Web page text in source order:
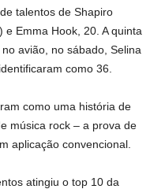
talentos de Shapiro
Emma Hook, 20. A quinta
avião, no sábado, Selina
como 36.
como uma história de
música rock – a prova de
aplicação convencional.
atingiu o top 10 da